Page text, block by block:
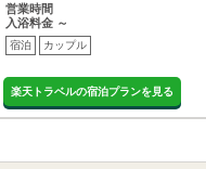
営業時間
入浴料金 ～
宿泊 カップル
楽天トラベルの宿泊プランを見る